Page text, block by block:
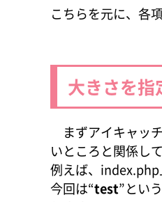
こちらを元に、各
大きさを指
まずアイキャッ
いところと関係し
例えば、index.php
今回は“test”とい